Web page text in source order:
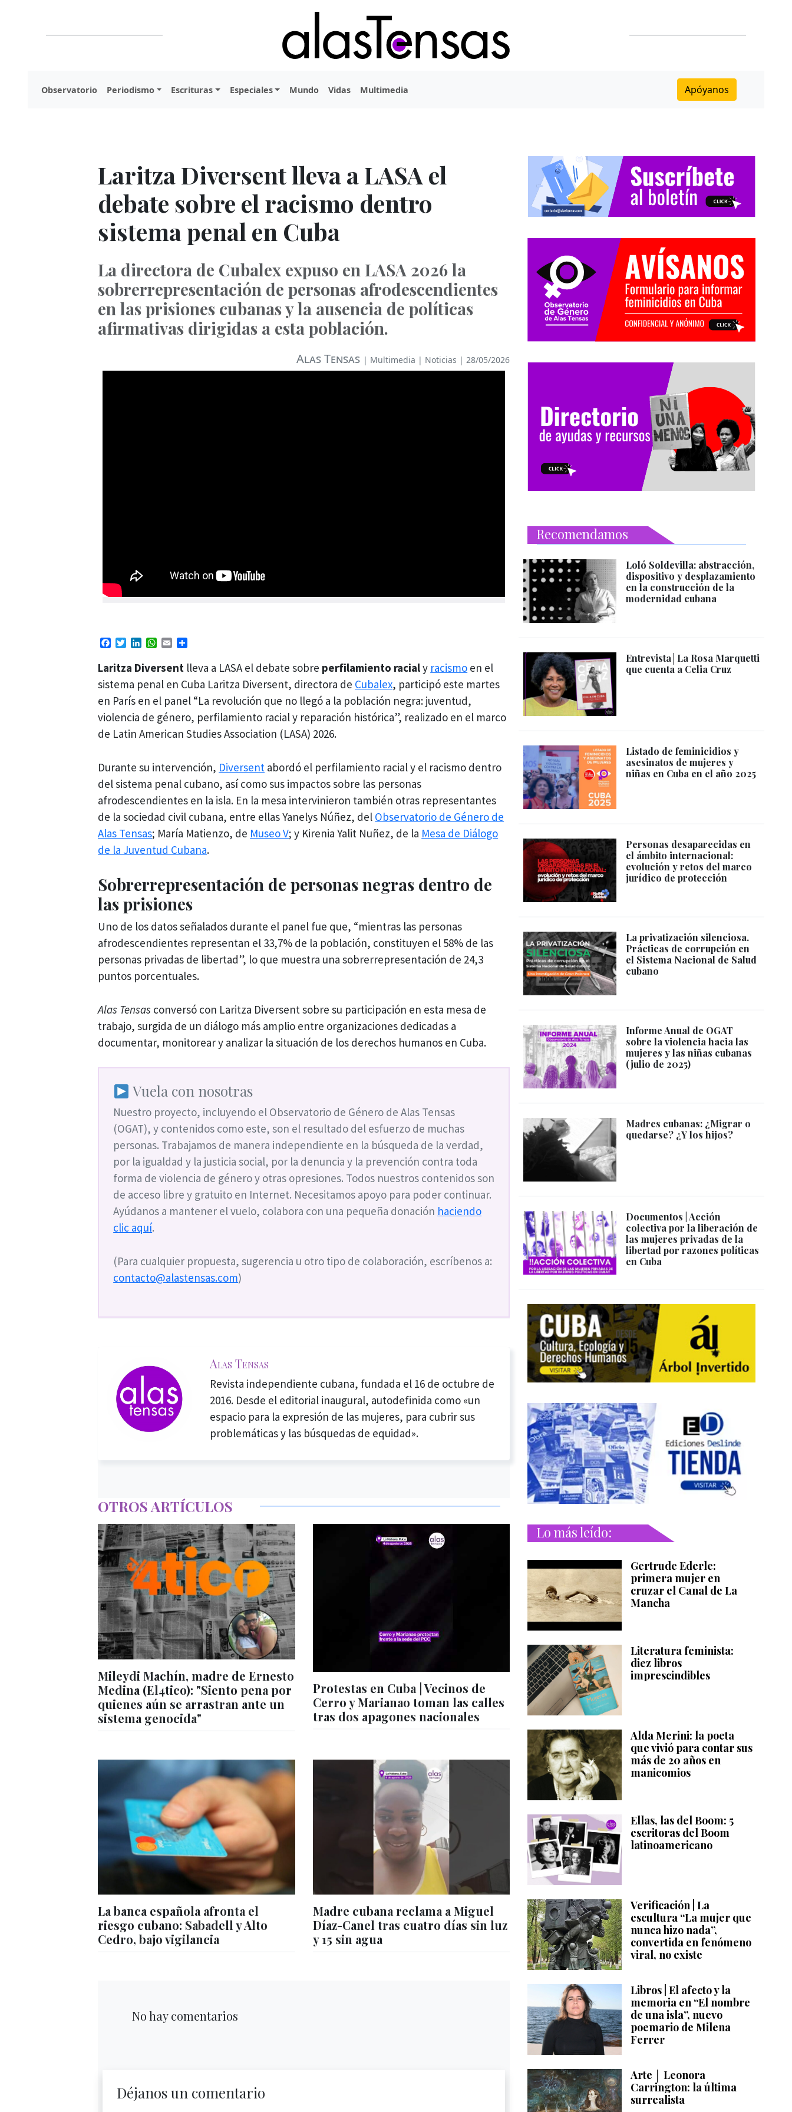
Observatorio Periodismo Escrituras Especiales Mundo Vidas Multimedia Apóyanos
Laritza Diversent lleva a LASA el
debate sobre el racismo dentro
sistema penal en Cuba
La directora de Cubalex expuso en LASA 2026 la
sobrerrepresentación de personas afrodescendientes
en las prisiones cubanas y la ausencia de políticas
afirmativas dirigidas a esta población.
Alas Tensas | Multimedia | Noticias | 28/05/2026
Facebook
TwitterLinkedIn
WhatsApp
Email
Laritza Diversent lleva a LASA el debate sobre perfilamiento racialy racismo en el
sistema penal en Cuba Laritza Diversent, directora de Cubalex, participó este martes
en París en el panel “La revolución que no llegó a la población negra: juventud,
violencia de género, perfilamiento racial y reparación histórica”, realizado en el marco
de Latin American Studies Association (LASA) 2026.
Durante su intervención, Diversent abordó el perfilamiento racial y el racismo dentro
del sistema penal cubano, así como sus impactos sobre las personas
afrodescendientes en la isla. En la mesa intervinieron también otras representantes
de la sociedad civil cubana, entre ellas Yanelys Núñez, del Observatorio de Género de
Alas Tensas; María Matienzo, de Museo V; y Kirenia Yalit Nuñez, de la Mesa de Diálogo
de la Juventud Cubana.
Sobrerrepresentación de personas negras dentro de
las prisiones
Uno de los datos señalados durante el panel fue que, “mientras las personas
afrodescendientes representan el 33,7% de la población, constituyen el 58% de las
personas privadas de libertad”, lo que muestra una sobrerrepresentación de 24,3
puntos porcentuales.
Alas Tensas conversó con Laritza Diversent sobre su participación en esta mesa de
trabajo, surgida de un diálogo más amplio entre organizaciones dedicadas a
documentar, monitorear y analizar la situación de los derechos humanos en Cuba.
Vuela con nosotras
Nuestro proyecto, incluyendo el Observatorio de Género de Alas Tensas
(OGAT), y contenidos como este, son el resultado del esfuerzo de muchas
personas. Trabajamos de manera independiente en la búsqueda de la verdad,
por la igualdad y la justicia social, por la denuncia y la prevención contra toda
forma de violencia de género y otras opresiones. Todos nuestros contenidos son
de acceso libre y gratuito en Internet. Necesitamos apoyo para poder continuar.
Ayúdanos a mantener el vuelo, colabora con una pequeña donación haciendo
clic aquí.
(Para cualquier propuesta, sugerencia u otro tipo de colaboración, escríbenos a:
contacto@alastensas.com)
Alas Tensas
Revista independiente cubana, fundada el 16 de octubre de
2016. Desde el editorial inaugural, autodefinida como «un
espacio para la expresión de las mujeres, para cubrir sus
problemáticas y las búsquedas de equidad».
OTROS ARTÍCULOS
Mileydi Machín, madre de Ernesto
Medina (El4tico): "Siento pena por
quienes aún se arrastran ante un
sistema genocida"
Protestas en Cuba | Vecinos de
Cerro y Marianao toman las calles
tras dos apagones nacionales
La banca española afronta el
riesgo cubano: Sabadell y Alto
Cedro, bajo vigilancia
Madre cubana reclama a Miguel
Díaz-Canel tras cuatro días sin luz
y 15 sin agua
No hay comentarios
Déjanos un comentario
Recomendamos
Loló Soldevilla: abstracción,
dispositivo y desplazamiento
en la construcción de la
modernidad cubana
Entrevista│La Rosa Marquetti
que cuenta a Celia Cruz
Listado de feminicidios y
asesinatos de mujeres y
niñas en Cuba en el año 2025
Personas desaparecidas en
el ámbito internacional:
evolución y retos del marco
jurídico de protección
La privatización silenciosa.
Prácticas de corrupción en
el Sistema Nacional de Salud
cubano
Informe Anual de OGAT
sobre la violencia hacia las
mujeres y las niñas cubanas
(julio de 2025)
Madres cubanas: ¿Migrar o
quedarse? ¿Y los hijos?
Documentos | Acción
colectiva por la liberación de
las mujeres privadas de la
libertad por razones políticas
en Cuba
Lo más leído:
Gertrude Ederle:
primera mujer en
cruzar el Canal de La
Mancha
Literatura feminista:
diez libros
imprescindibles
Alda Merini: la poeta
que vivió para contar sus
más de 20 años en
manicomios
Ellas, las del Boom: 5
escritoras del Boom
latinoamericano
Verificación | La
escultura “La mujer que
nunca hizo nada”,
convertida en fenómeno
viral, no existe
Libros | El afecto y la
memoria en “El nombre
de una isla”, nuevo
poemario de Milena
Ferrer
Arte │ Leonora
Carrington: la última
surrealista